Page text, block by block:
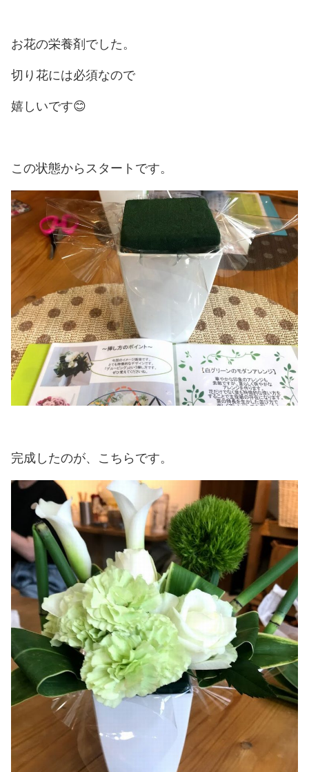
お花の栄養剤でした。
切り花には必須なので
嬉しいです😊
この状態からスタートです。
完成したのが、こちらです。